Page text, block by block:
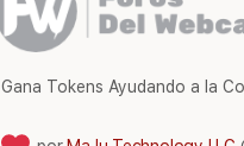
Gana Tokens Ayudando a la